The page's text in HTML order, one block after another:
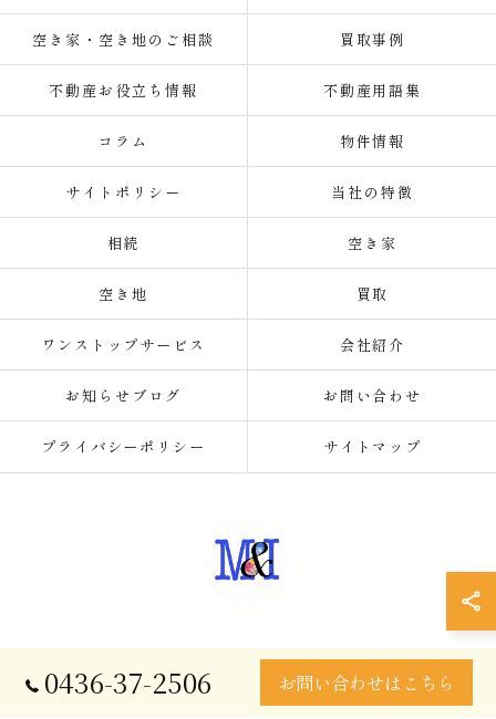
0436-37-2506 お問い合わせはこちら
空き家・空き地のご相談 買取事例
不動産お役立ち情報 不動産用語集
コラム 物件情報
サイトポリシー 当社の特徴
相続 空き家
空き地 買取
ワンストップサービス 会社紹介
お知らせブログ お問い合わせ
プライバシーポリシー サイトマップ
© 2026 千葉県市原の不動産売却なら株式会社Ｍ＆Ｉコーポレーション ALL
RIGHTS RESERVED.